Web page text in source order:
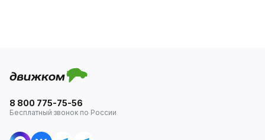
8 800 775-75-56
Бесплатный звонок по России